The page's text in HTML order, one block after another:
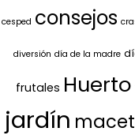
cesped consejos
diversión día de la madre
frutales Huerto
jardín